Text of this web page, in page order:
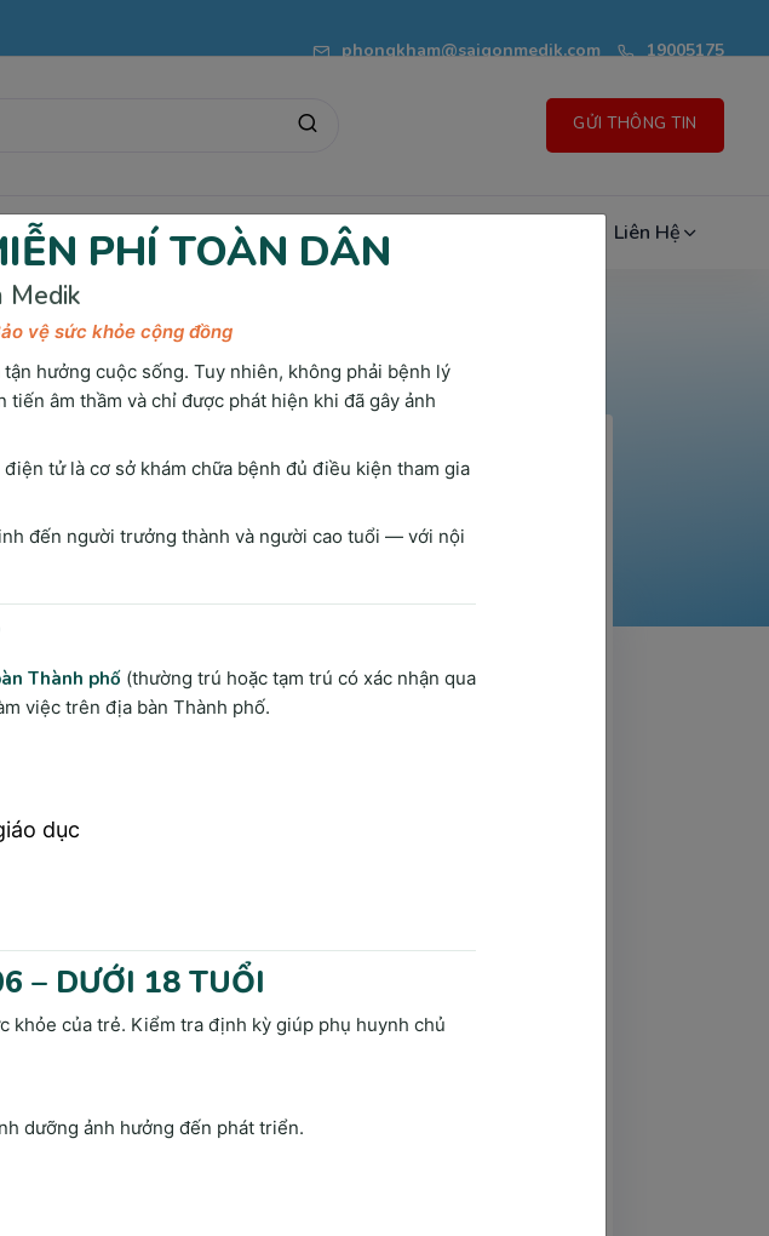
phongkham@saigonmedik.com 19005175
GỬI THÔNG TIN
Bảng giá Kiến Thức Sức Khỏe Liên Hệ
sàng
khám chữa bệnh cho một bệnh nhân. Kết quả từ khám lâm
cũng như đưa ra được phác đồ điều trị bệnh phù hợp cho từng
PHÍ TOÀN DÂN
Medik
vệ sức khỏe cộng đồng
hưởng cuộc sống. Tuy nhiên, không phải bệnh lý
âm thầm và chỉ được phát hiện khi đã gây ảnh
tử là cơ sở khám chữa bệnh đủ điều kiện tham gia
đến người trưởng thành và người cao tuổi — với nội
Thành phố (thường trú hoặc tạm trú có xác nhận qua
việc trên địa bàn Thành phố.
dục
– DƯỚI 18 TUỔI
khỏe của trẻ. Kiểm tra định kỳ giúp phụ huynh chủ
dưỡng ảnh hưởng đến phát triển.